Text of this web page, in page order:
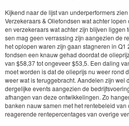
Kijk­end naar de lijst van under­per­form­ers
Verzek­er­aars& Olie­fond­sen wat achter lopen
en verzek­er­aars wat achter zijn bli­jven
sen mag geen ver­rass­ing zijn aangezien de
het oplopen waren zijn gaan stag­neren in Q1
fond­sen een knauw gehad door­dat de
van $58,37tot ongeveer $53,5. Een dal­ing
moet wor­den is dat de oliepri­js nu weer rond
weer wat is terugge­bracht. Aan­de­len zijn wel
dergelijke events aangezien de
afhangen van deze ontwik­kelin­gen. Zo
banken nauw samen met het rente­beleid
rea­gerende rente­per­cent­ages van overige